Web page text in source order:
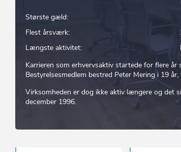
Største gæld:
Flest årsværk:
Længste aktivitet:
Karrieren som erhvervsaktiv startede for flere år
Bestyrelsesmedlem bestred Peter Mering i 19
Virksomheden er dog ikke aktiv længere og det
december 1996.